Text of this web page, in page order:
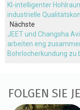
KI-intelligenter
industrielle
Nächste
JEET und Changsha
arbeiten eng
Bohrlocherkundung zu
FOLGEN SIE